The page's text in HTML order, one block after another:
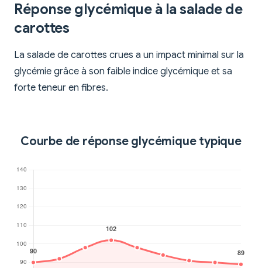
Réponse glycémique à la salade de
carottes
La salade de carottes crues a un impact minimal sur la
glycémie grâce à son faible indice glycémique et sa
forte teneur en fibres.
Courbe de réponse glycémique typique